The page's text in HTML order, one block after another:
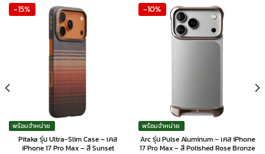
-15%
พร้อมจำหน่าย
Pitaka รุ่น Ultra-Slim Case – เคส
iPhone 17 Pro Max – สี Sunset
-10%
พร้อมจำหน่าย
Arc รุ่น Pulse Aluminum – เคส iPhone
17 Pro Max – สี Polished Rose Bronze